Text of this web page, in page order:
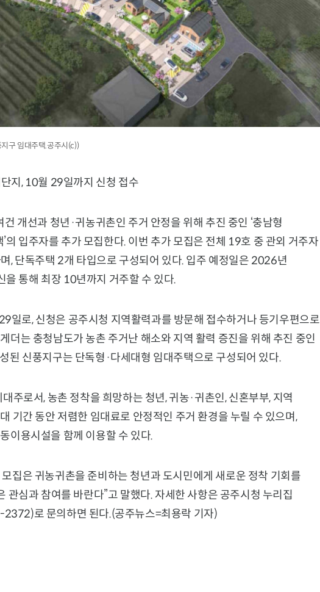
구 임대주택.공주시(c))
지, 10월 29일까지 신청 접수
개선과 청년·귀농귀촌인 주거 안정을 위해 추진 중인 ‘충남형
의 입주자를 추가 모집한다. 이번 추가 모집은 전체 19호 중 관외 거주자
, 단독주택 2개 타입으로 구성되어 있다. 입주 예정일은 2026년
을 통해 최장 10년까지 거주할 수 있다.
일로, 신청은 공주시청 지역활력과를 방문해 접수하거나 등기우편으로
더는 충청남도가 농촌 주거난 해소와 지역 활력 증진을 위해 추진 중인
된 신풍지구는 단독형·다세대형 임대주택으로 구성되어 있다.
주로서, 농촌 정착을 희망하는 청년, 귀농·귀촌인, 신혼부부, 지역
기간 동안 저렴한 임대료로 안정적인 주거 환경을 누릴 수 있으며,
이용시설을 함께 이용할 수 있다.
집은 귀농귀촌을 준비하는 청년과 도시민에게 새로운 정착 기회를
관심과 참여를 바란다”고 말했다. 자세한 사항은 공주시청 누리집
로 문의하면 된다.(공주뉴스=최용락 기자)